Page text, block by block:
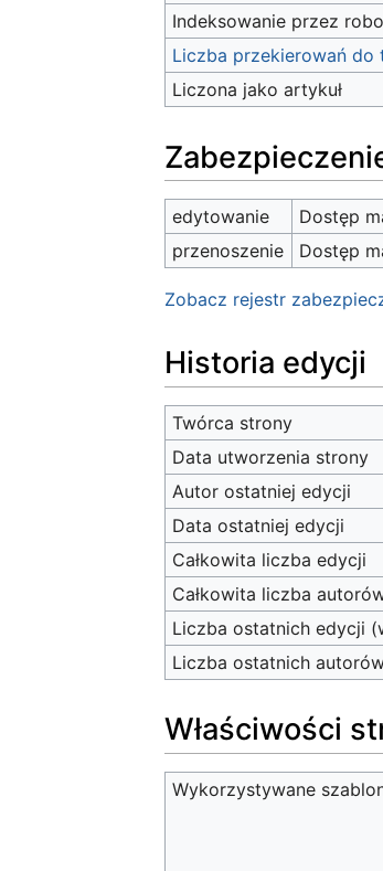
Indeksowanie przez
Liczba przekierowań do
Liczona jako artykuł
edytowanie
Dostęp
przenoszenie
Dostęp
Zobacz rejestr
Historia edycji
Twórca strony
Data utworzenia strony
Autor ostatniej edycji
Data ostatniej edycji
Całkowita liczba edycji
Całkowita liczba
Liczba ostatnich edycji
Liczba ostatnich
Właściwości
Wykorzystywane